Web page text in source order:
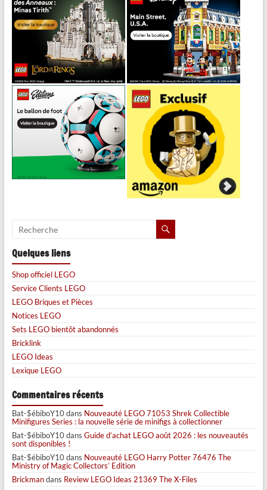
Quelques liens
Shop officiel LEGO
Service Clients LEGO
LEGO Briques et Pièces
Notices LEGO
Sets LEGO bientôt abandonnés
Bricklink
LEGO Ideas
Lexique LEGO
Commentaires récents
Bat-$ébiboY10dans Nouveauté LEGO 71053 Shrek Collectible
Minifigures Series : la nouvelle série de minifigs à collectionner
Bat-$ébiboY10dans Guide d’achat LEGO août 2026 : les nouveautés
sont disponibles !
Bat-$ébiboY10dans Nouveauté LEGO Harry Potter 76476 The
Ministry of Magic Collectors’ Edition
Brickmandans Review LEGO Ideas 21369 The X-Files